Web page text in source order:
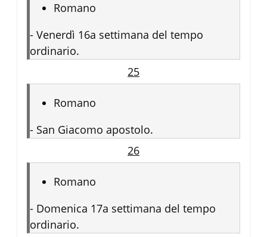
Romano
- Venerdì 16a settimana del tempo
ordinario.
25
Romano
- San Giacomo apostolo.
26
Romano
- Domenica 17a settimana del tempo
ordinario.